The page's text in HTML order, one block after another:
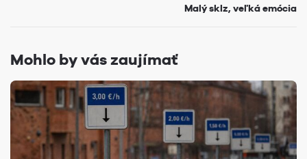
Malý sklz, veľká emócia
Mohlo by vás zaujímať